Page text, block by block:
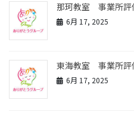
那珂教室 事業所評
6月 17, 2025
東海教室 事業所評
6月 17, 2025